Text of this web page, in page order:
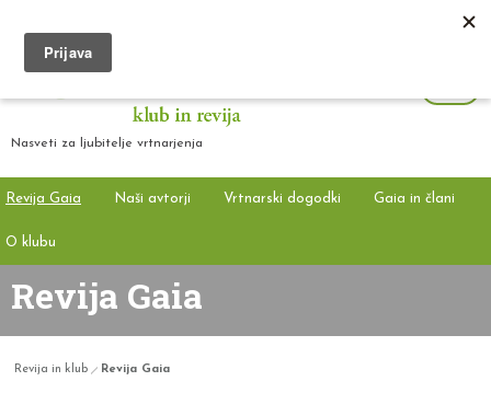
Nasveti za ljubitelje vrtnarjenja
Revija Gaia Naši avtorji Vrtnarski dogodki Gaia in člani
O klubu
Revija Gaia
Revija in klub Revija Gaia